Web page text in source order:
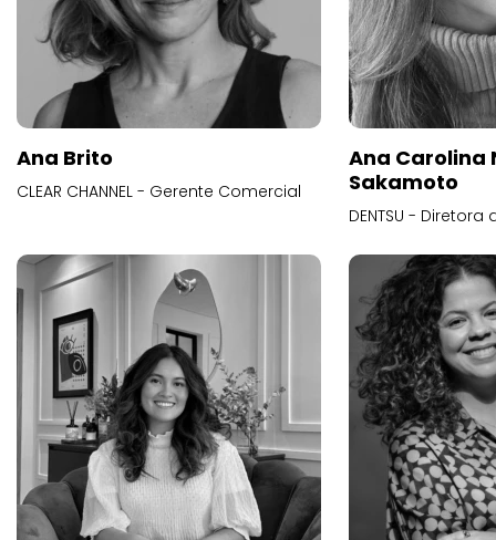
Ana Brito
CLEAR CHANNEL - Gerente Comercial
Ana Carolina
Sakamoto
DENTSU -